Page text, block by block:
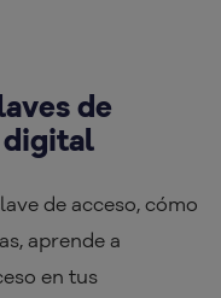
de
digital
de acceso, cómo
aprende a
en tus